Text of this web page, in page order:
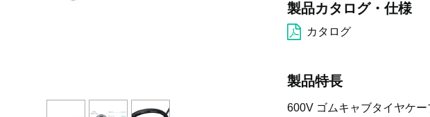
製品カタログ・仕様
カタログ
製品特長
600V ゴムキャブタイヤケー